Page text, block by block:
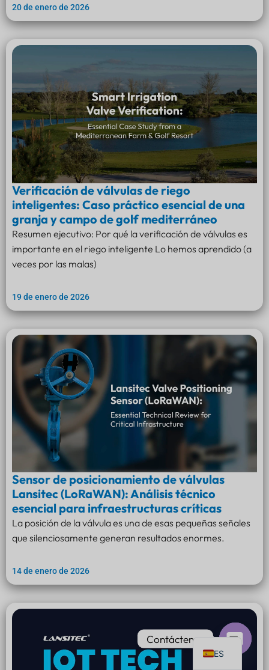
20 de enero de 2026
Verificación de válvulas de riego
inteligentes: Caso práctico esencial de una
granja y campo de golf mediterráneo
Resumen ejecutivo: Por qué la verificación de válvulas es
importante en el riego inteligente Lo hemos aprendido (a
veces por las malas)
19 de enero de 2026
Sensor de posicionamiento de válvulas
Lansitec (LoRaWAN): Análisis técnico
esencial para infraestructuras críticas
La posición de la válvula es una de esas pequeñas señales
que silenciosamente generan resultados enormes.
14 de enero de 2026
ES
EN
KO
JA
AR
IT
PT
Contáctenos